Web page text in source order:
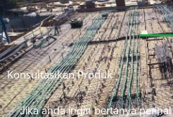
Konsultasikan Produk
Jika anda ingin bertanya